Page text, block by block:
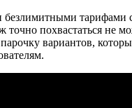
тарифами
точно похвастаться не
вариантов,